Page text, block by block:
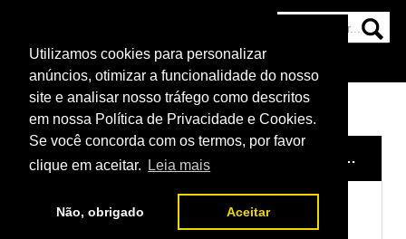
Utilizamos cookies para personalizar
anúncios, otimizar a funcionalidade do nosso
site e analisar nosso tráfego como descritos
em nossa Política de Privacidade e Cookies.
Se você concorda com os termos, por favor
clique em aceitar.
Leia mais
Não, obrigado Aceitar
NOTÍCIAS
HOME EVENTO / UFC FIGHT NIGHT: HERMANSSON VS. PYFER
Trevin Giles x Carlos Prates